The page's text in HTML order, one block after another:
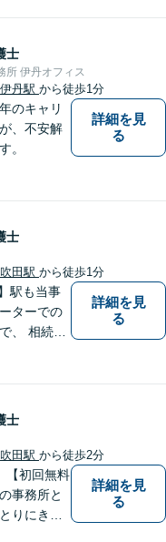
ります。
あり】
士
所 伊丹オフィス
伊丹駅 から徒歩1分
のキャリ
、不安解
。
詳細を見
る
士
吹田駅 から徒歩1分
駅も当事
ターでの
、 相続の
応じてお
ご相談く
詳細を見
る
士
吹田駅 から徒歩2分
【初回無料
事務所と
りにきめ
詳細を見
る